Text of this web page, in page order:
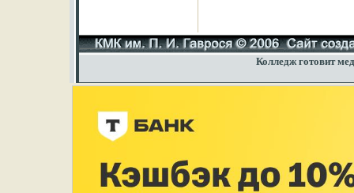
Колледж готовит